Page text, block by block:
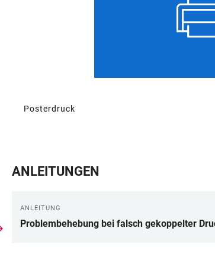
Posterdruck
ANLEITUNGEN
ANLEITUNG
Problembehebung bei falsch gekoppelter